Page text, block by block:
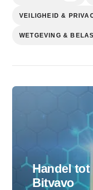
VEILIGHEID &
WETGEVING &
Handel tot
Bitvavo